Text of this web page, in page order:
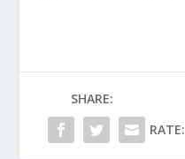
SHARE:
RATE: